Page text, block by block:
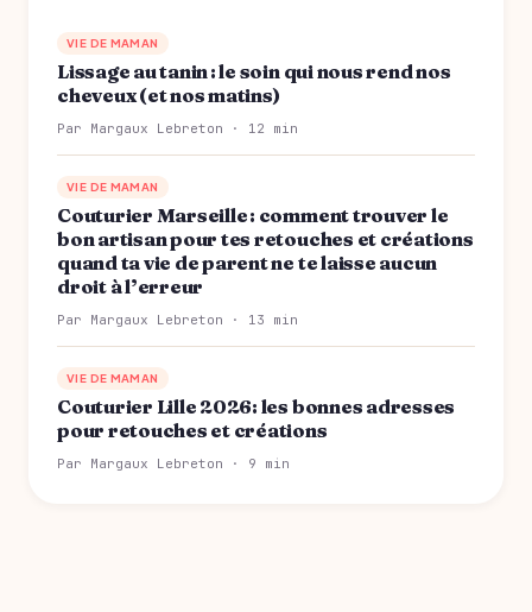
VIE DE MAMAN
Lissage au tanin : le soin qui nous rend nos
cheveux (et nos matins)
Par Margaux Lebreton · 12 min
VIE DE MAMAN
Couturier Marseille : comment trouver le
bon artisan pour tes retouches et créations
quand ta vie de parent ne te laisse aucun
droit à l’erreur
Par Margaux Lebreton · 13 min
VIE DE MAMAN
Couturier Lille 2026: les bonnes adresses
pour retouches et créations
Par Margaux Lebreton · 9 min